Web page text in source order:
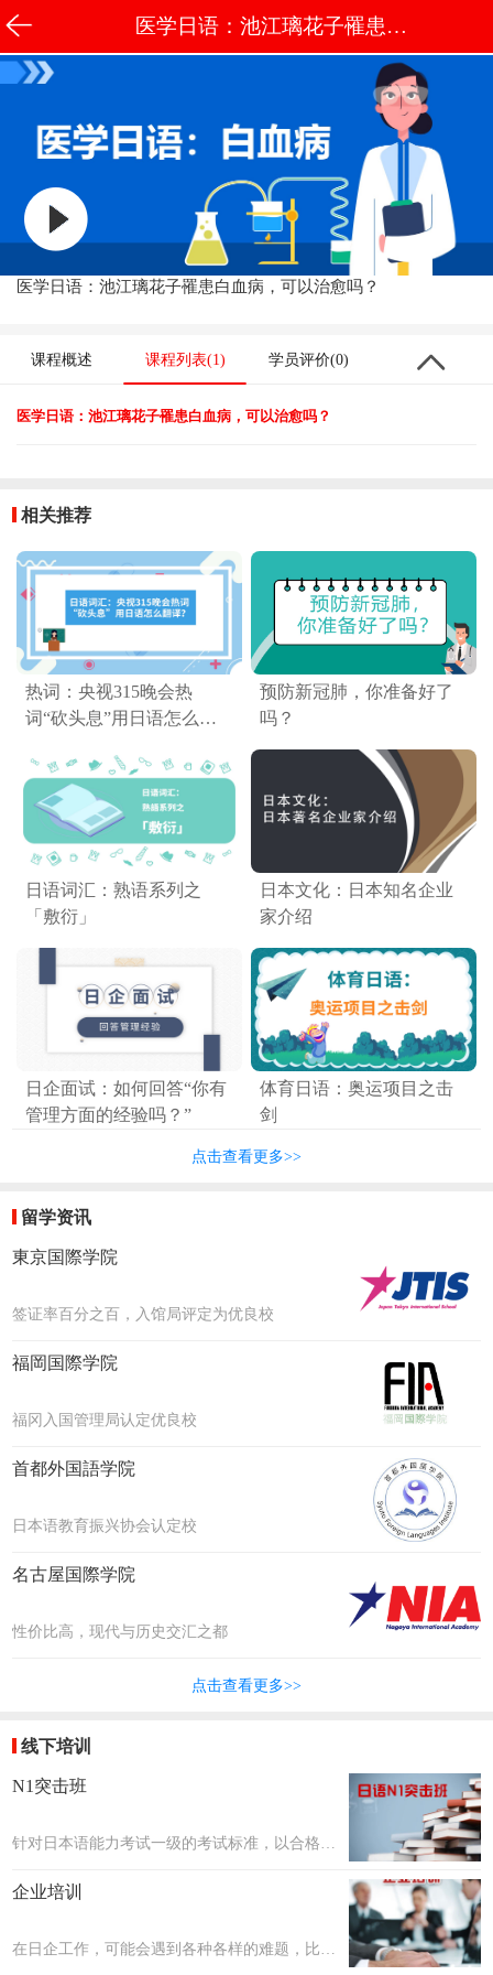
医学日语：池江璃花子罹患白
医学日语：池江璃花子罹患白血病，可以治愈吗？
课程概述 课程列表(1) 学员评价(0)
医学日语：池江璃花子罹患白血病，可以治愈吗？
相关推荐
热词：央视315晚会热
词“砍头息”用日语怎么翻
预防新冠肺，你准备好了
吗？
日语词汇：熟语系列之
「敷衍」
日本文化：日本知名企业
家介绍
日企面试：如何回答“你有
管理方面的经验吗？”
体育日语：奥运项目之击
剑
点击查看更多>>
留学资讯
東京国際学院
签证率百分之百，入馆局评定为优良校
福岡国際学院
福冈入国管理局认定优良校
首都外国語学院
日本语教育振兴协会认定校
名古屋国際学院
性价比高，现代与历史交汇之都
点击查看更多>>
线下培训
N1突击班
针对日本语能力考试一级的考试标准，以合格考
核为目标，共设置20个课时~40个课时，每个课
定。
企业培训
在日企工作，可能会遇到各种各样的难题，比如